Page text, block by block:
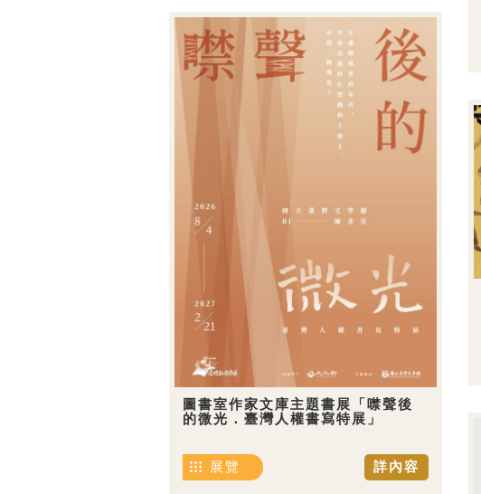
圖書室作家文庫主題書展「噤聲後
的微光．臺灣人權書寫特展」
詳內容
展覽